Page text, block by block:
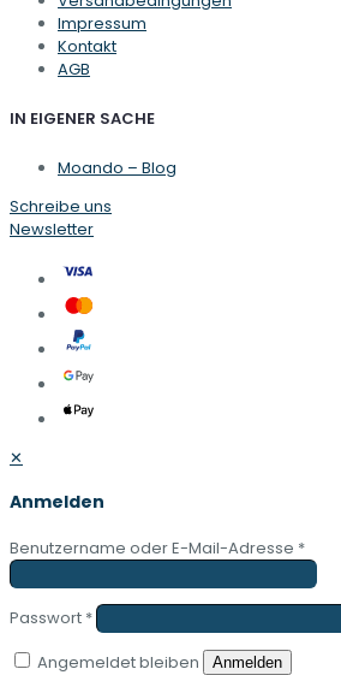
Impressum
Kontakt
AGB
IN EIGENER SACHE
Moando – Blog
Schreibe uns
Newsletter
✕
Anmelden
Benutzername oder E-Mail-Adresse *
Passwort *
Angemeldet bleiben
Anmelden